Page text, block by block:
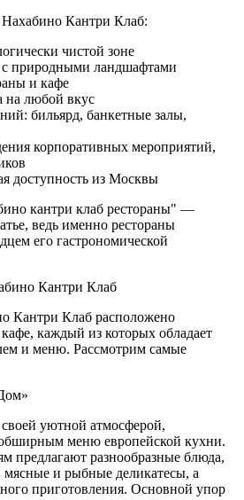
Кантри Клаб:
чистой зоне
с природными ландшафтами
и кафе
на любой вкус
бильярд, банкетные залы,
корпоративных мероприятий,
доступность из Москвы
кантри клаб рестораны" —
ведь именно рестораны
его гастрономической
Кантри Клаб
Кантри Клаб расположено
каждый из которых обладает
и меню. Рассмотрим самые
своей уютной атмосферой,
меню европейской кухни.
предлагают разнообразные блюда,
мясные и рыбные деликатесы, а
приготовления. Основной упор